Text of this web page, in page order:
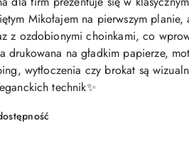
Mikołajem na pierwszym planie,
z ozdobionymi choinkami, co
drukowana na gładkim papierze,
wytłoczenia czy brokat są
technik✨